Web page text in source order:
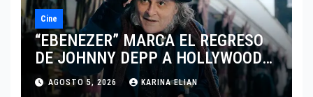
Cine
“EBENEZER” MARCA EL REGRESO
DE JOHNNY DEPP A HOLLYWOOD
TRAS SU PASO POR EL CINE
INDEPENDIENTE EUROPEO
AGOSTO 5, 2026 KARINA ELIAN